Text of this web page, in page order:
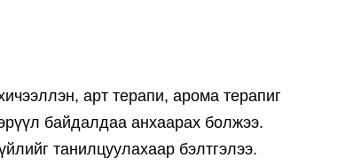
арт терапи, арома терапиг
байдалдаа анхаарах болжээ.
танилцуулахаар бэлтгэлээ.